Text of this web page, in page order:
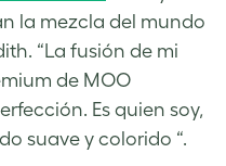
la mezcla del mundo
“La fusión de mi
de MOO
Es quien soy,
suave y colorido “.